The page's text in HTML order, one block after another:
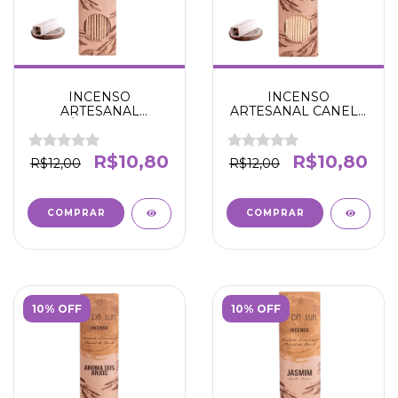
INCENSO
ARTESANAL
PATCHOULI -
SABEDORIA E
CONFIANÇA -N' DA
R$12,00 R$10,80
INCENSO
ARTESANAL CANELA
ESTIMULA AUTO
ESTIMA - N' DA LUA
R$12,00 R$10,80
10% OFF 10% OFF